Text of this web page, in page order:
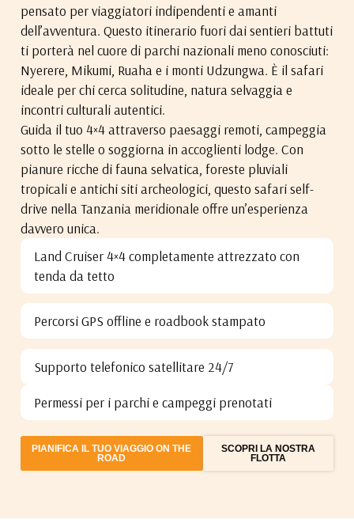
pensato per viaggiatori indipendenti e amanti
dell’avventura. Questo itinerario fuori dai sentieri battuti
ti porterà nel cuore di parchi nazionali meno conosciuti:
Nyerere, Mikumi, Ruaha e i monti Udzungwa. È il safari
ideale per chi cerca solitudine, natura selvaggia e
incontri culturali autentici.
Guida il tuo 4×4 attraverso paesaggi remoti, campeggia
sotto le stelle o soggiorna in accoglienti lodge. Con
pianure ricche di fauna selvatica, foreste pluviali
tropicali e antichi siti archeologici, questo safari self-
drive nella Tanzania meridionale offre un’esperienza
davvero unica.
Land Cruiser 4×4 completamente attrezzato con
tenda da tetto
Percorsi GPS offline e roadbook stampato
Supporto telefonico satellitare 24/7
Permessi per i parchi e campeggi prenotati
PIANIFICA IL TUO VIAGGIO ON THE
ROAD
SCOPRI LA NOSTRA
FLOTTA